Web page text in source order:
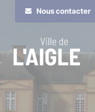
Nous contacter
Cookies management